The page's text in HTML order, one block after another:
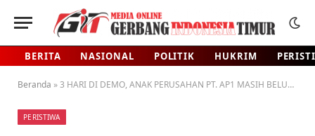
BERITA NASIONAL POLITIK HUKRIM
Beranda »3 HARI DI DEMO, ANAK PERUSAHAN PT. AP1 MASIH BELUM MAU MENJALANKAN ANJURAN DISNAKER SUL-SEL
PERISTIWA